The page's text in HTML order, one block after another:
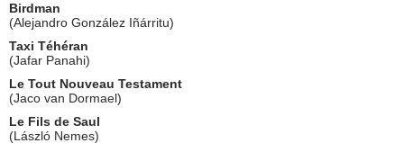
Birdman
(Alejandro González Iñárritu)
Taxi Téhéran
(Jafar Panahi)
Le Tout Nouveau Testament
(Jaco van Dormael)
Le Fils de Saul
(László Nemes)